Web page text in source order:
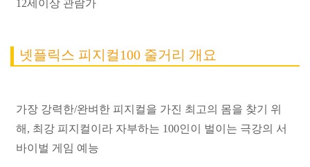
12세이상 관람가
넷플릭스 피지컬100 줄거리 개요
가장 강력한/완벼한 피지컬을 가진 최고의 몸을 찾기 위
해, 최강 피지컬이라 자부하는 100인이 벌이는 극강의 서
바이벌 게임 예능